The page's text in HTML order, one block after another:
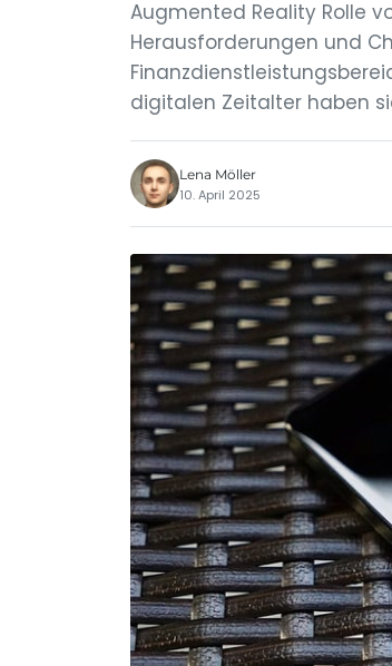
Augmented Reality Rolle
Herausforderungen und
digitalen Zeitalter haben
Lena Möller
10. April 2025